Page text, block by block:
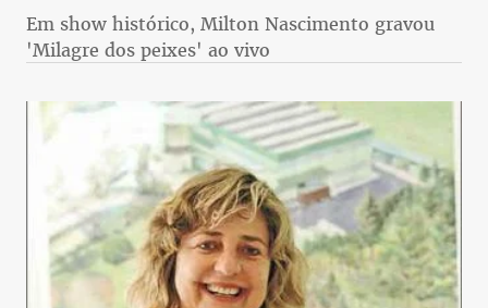
Em show histórico, Milton Nascimento gravou
'Milagre dos peixes' ao vivo